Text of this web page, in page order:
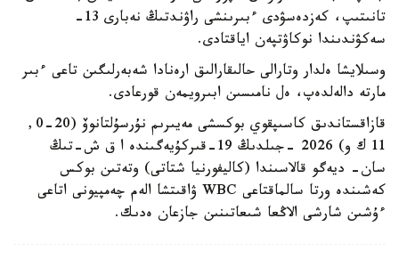
تانىتىپ، كەزدەسۋدى ءبىرىنشى راۋندتىڭ نەبارى 13-
سەكۋندىندا نوكاۋتپەن اياقتادى.
وسىلايشا ەلدار وتارالى حالىقارالىق ارەنادا شەبەرلىگىن تاعى ءبىر
مارتە دالەلدەپ، ەل نامىسىن ابىرويمەن قورعادى.
قازاقستاندىق كاسىپقوي بوكسشى مەيىرىم نۇرسۇلتانوۆ (20-0,
11 ك و) 2026 -جىلدىڭ 19-قىركۇيەگىندە ا ق ش-تىڭ
سان- ديەگو قالاسىندا (كاليفورنيا شتاتى) وتەتىن بوكس
كەشىندە ورتا سالماقتاعى WBC ۋاقىتشا الەم چەمپيونى اتاعى
ءۇشىن شارشى الاڭعا شىعاتىنىن جازعان ەدىك.